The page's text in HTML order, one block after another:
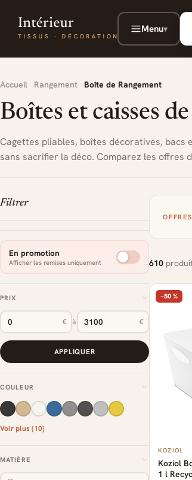
Menu▾
Accueil Rangement Boîte de Rangement
Boîtes et caisses
Cagettes pliables, boîtes décoratives, bacs
sans sacrifier la déco. Comparez les offres
Filtrer
En promotion
Afficher les remises uniquement
PRIX
€ à €
APPLIQUER
COULEUR
Voir plus (10)
MATIÈRE
610
−50 %
KOZIOL
Koziol
1 l